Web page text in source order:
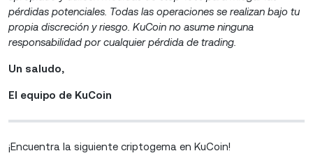
pérdidas potenciales. Todas las operaciones se realizan bajo tu
propia discreción y riesgo. KuCoin no asume ninguna
responsabilidad por cualquier pérdida de trading.
Un saludo,
El equipo de KuCoin
¡Encuentra la siguiente criptogema en KuCoin!